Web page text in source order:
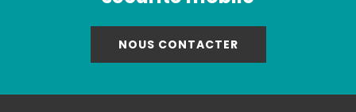
NOUS CONTACTER